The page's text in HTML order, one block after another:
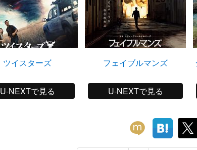
ツイスターズ
U-NEXTで見る
フェイブルマンズ
U-NEXTで見る